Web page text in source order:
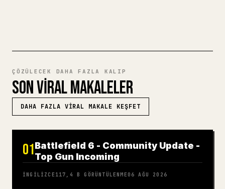
ÇÖZÜLECEK DAHA FAZLA KALIP
SON VIRAL MAKALELER
DAHA FAZLA VIRAL MAKALE KEŞFET
01Battlefield 6 - Community Update -
Top Gun Incoming
İNGILIZCE 117,4 B GÖRÜNTÜLENME06 AĞU 2026